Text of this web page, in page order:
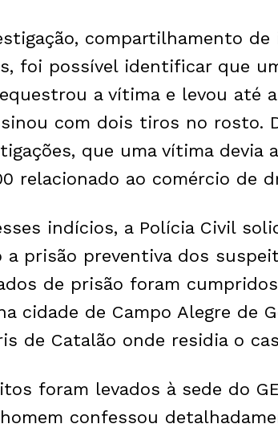
compartilhamento de
foi possível identificar que
a vítima e levou até
com dois tiros no rosto.
que uma vítima devia
relacionado ao comércio de
indícios, a Polícia Civil
a prisão preventiva dos
de prisão foram
cidade de Campo Alegre de
de Catalão onde residia o
foram levados à sede do
confessou